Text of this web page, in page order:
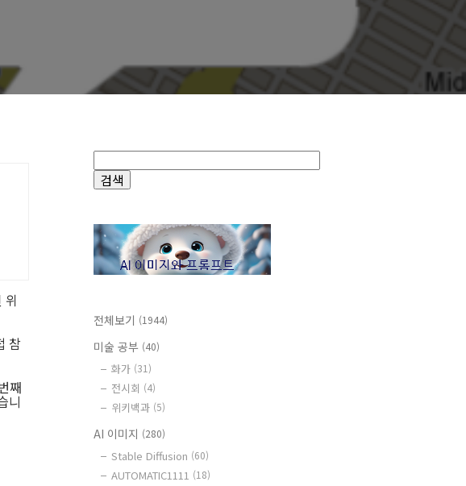
위
참
째
니
전체보기 (1944)
미술 공부 (40)
화가 (31)
전시회 (4)
위키백과 (5)
AI 이미지 (280)
Stable Diffusion (60)
AUTOMATIC1111 (18)